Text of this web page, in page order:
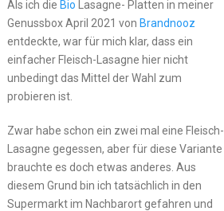
Als ich die Bio Lasagne- Platten in meiner
Genussbox April 2021 von Brandnooz
entdeckte, war für mich klar, dass ein
einfacher Fleisch-Lasagne hier nicht
unbedingt das Mittel der Wahl zum
probieren ist.
Zwar habe schon ein zwei mal eine Fleisch-
Lasagne gegessen, aber für diese Variante
brauchte es doch etwas anderes. Aus
diesem Grund bin ich tatsächlich in den
Supermarkt im Nachbarort gefahren und